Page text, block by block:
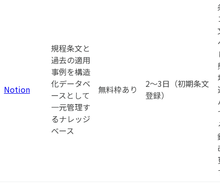
Notion
規程条文と
過去の適用
事例を構造
化データベ
ースとして
一元管理す
るナレッジ
ベース
無料枠あり
2〜3日（初期条文
登録）